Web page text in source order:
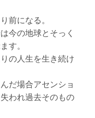
前になる。
今の地球とそっく
す。
の人生を生き続け
だ場合アセンショ
われ過去そのもの